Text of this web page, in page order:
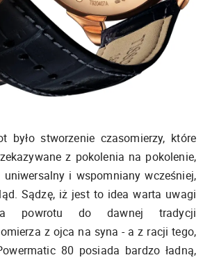
było stworzenie czasomierzy, które
z pokolenia na pokolenie,
i wspomniany wcześniej,
Sądzę, iż jest to idea warta uwagi
powrotu do dawnej tradycji
z ojca na syna - a z racji tego,
80 posiada bardzo ładną,